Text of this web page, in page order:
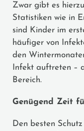
Zwar gibt es
Statistiken wie in
sind Kinder im
häufiger von
den
Infekt auftreten –
Bereich.
Genügend Zeit
Den besten